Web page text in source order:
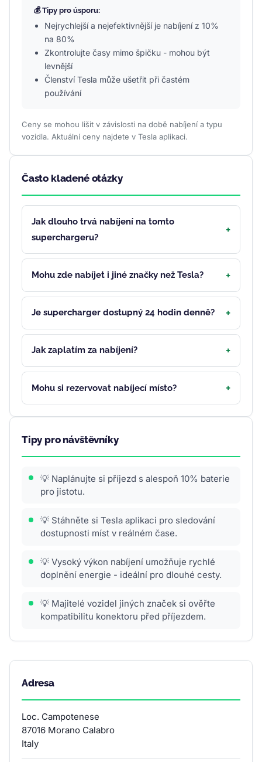
💰 Tipy pro úsporu:
Nejrychlejší a nejefektivnější je nabíjení z 10%
na 80%
Zkontrolujte časy mimo špičku - mohou být
levnější
Členství Tesla může ušetřit při častém
používání
Ceny se mohou lišit v závislosti na době nabíjení a typu
vozidla. Aktuální ceny najdete v Tesla aplikaci.
Často kladené otázky
Jak dlouho trvá nabíjení na tomto
superchargeru?
Mohu zde nabíjet i jiné značky než Tesla?
Je supercharger dostupný 24 hodin denně?
Jak zaplatím za nabíjení?
Mohu si rezervovat nabíjecí místo?
Tipy pro návštěvníky
💡 Naplánujte si příjezd s alespoň 10% baterie
pro jistotu.
💡 Stáhněte si Tesla aplikaci pro sledování
dostupnosti míst v reálném čase.
💡 Vysoký výkon nabíjení umožňuje rychlé
doplnění energie - ideální pro dlouhé cesty.
💡 Majitelé vozidel jiných značek si ověřte
kompatibilitu konektoru před příjezdem.
Adresa
Loc. Campotenese
87016 Morano Calabro
Italy